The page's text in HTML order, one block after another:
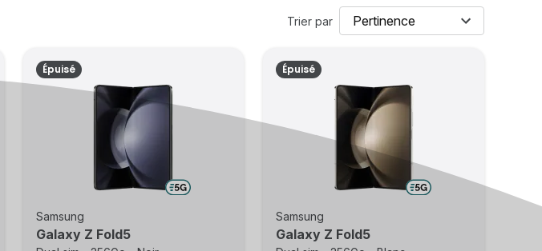
Trier par
Épuisé
Samsung
Galaxy Z Fold5
Épuisé
Samsung
Galaxy Z Fold5